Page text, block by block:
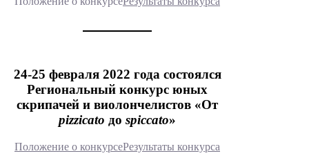
24-25 февраля 2022 года состоялся
Региональный конкурс юных
скрипачей и виолончелистов «От
pizzicato до spiccato»
Положение о конкурсеРезультаты конкурса